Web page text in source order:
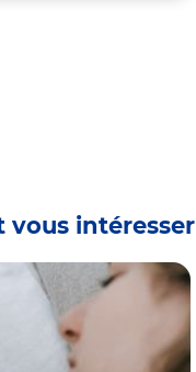
vous intéresser